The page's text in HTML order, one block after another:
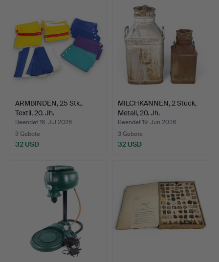
ARMBINDEN, 25 Stk.,
Textil, 20. Jh.
Beendet 16. Jul 2026
3 Gebote
32 USD
MILCHKANNEN, 2 Stück,
Metall, 20. Jh.
Beendet 19. Jun 2026
3 Gebote
32 USD